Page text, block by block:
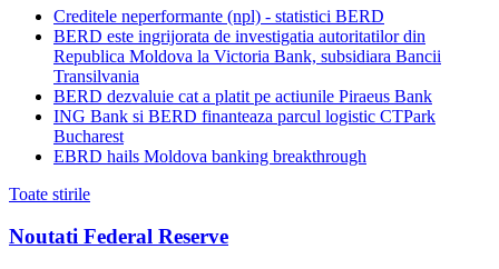
Creditele neperformante (npl) - statistici BERD
BERD este ingrijorata de investigatia autoritatilor din
Republica Moldova la Victoria Bank, subsidiara Bancii
Transilvania
BERD dezvaluie cat a platit pe actiunile Piraeus Bank
ING Bank si BERD finanteaza parcul logistic CTPark
Bucharest
EBRD hails Moldova banking breakthrough
Toate stirile
Noutati Federal Reserve